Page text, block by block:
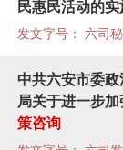
民惠民活动的
发文字号： 六司
中共六安市委
局关于进一步
策咨询